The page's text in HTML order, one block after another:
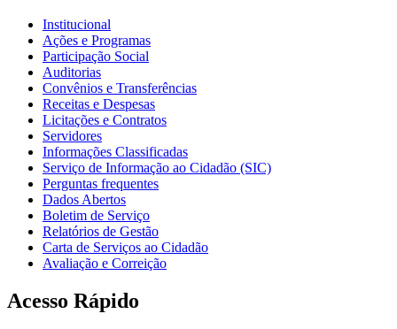
Institucional
Ações e Programas
Participação Social
Auditorias
Convênios e Transferências
Receitas e Despesas
Licitações e Contratos
Servidores
Informações Classificadas
Serviço de Informação ao Cidadão (SIC)
Perguntas frequentes
Dados Abertos
Boletim de Serviço
Relatórios de Gestão
Carta de Serviços ao Cidadão
Avaliação e Correição
Acesso Rápido